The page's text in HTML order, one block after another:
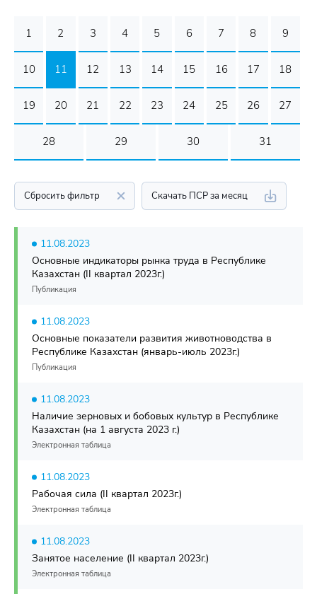
1 2 3 4 5 6 7 8 9
10 11 12 13 14 15 16 17 18
19 20 21 22 23 24 25 26 27
28 29 30 31
Сбросить фильтр Скачать ПСР за месяц
11.08.2023
Основные индикаторы рынка труда в Республике
Казахстан (II квартал 2023г.)
Публикация
11.08.2023
Основные показатели развития животноводства в
Республике Казахстан (январь-июль 2023г.)
Публикация
11.08.2023
Наличие зерновых и бобовых культур в Республике
Казахстан (на 1 августа 2023 г.)
Электронная таблица
11.08.2023
Рабочая сила (II квартал 2023г.)
Электронная таблица
11.08.2023
Занятое население (II квартал 2023г.)
Электронная таблица